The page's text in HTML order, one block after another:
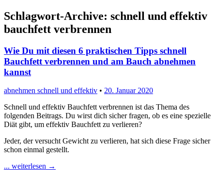
Schlagwort-Archive: schnell und effektiv
bauchfett verbrennen
Wie Du mit diesen 6 praktischen Tipps schnell
Bauchfett verbrennen und am Bauch abnehmen
kannst
abnehmen schnell und effektiv • 20. Januar 2020
Schnell und effektiv Bauchfett verbrennen ist das Thema des
folgenden Beitrags. Du wirst dich sicher fragen, ob es eine spezielle
Diät gibt, um effektiv Bauchfett zu verlieren?
Jeder, der versucht Gewicht zu verlieren, hat sich diese Frage sicher
schon einmal gestellt.
... weiterlesen →